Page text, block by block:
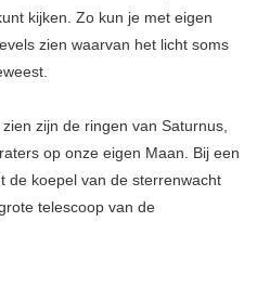
kijken. Zo kun je met eigen
zien waarvan het licht soms
zijn de ringen van Saturnus,
op onze eigen Maan. Bij een
de koepel van de sterrenwacht
telescoop van de